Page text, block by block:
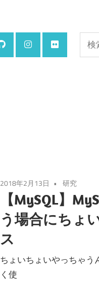
索:
2018年2月13日 研究
【MySQL】
う場合にちょ
ス
ちょいちょいやっちゃう
く使